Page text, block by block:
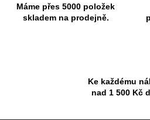
Máme přes 5000 položek
skladem na prodejně.
Ke každému
nad 1 500 Kč